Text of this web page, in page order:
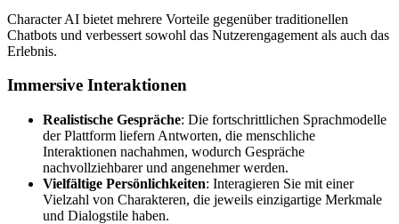
Character AI bietet mehrere Vorteile gegenüber traditionellen
Chatbots und verbessert sowohl das Nutzerengagement als auch das
Erlebnis.
Immersive Interaktionen
Realistische Gespräche: Die fortschrittlichen Sprachmodelle
der Plattform liefern Antworten, die menschliche
Interaktionen nachahmen, wodurch Gespräche
nachvollziehbarer und angenehmer werden.
Vielfältige Persönlichkeiten: Interagieren Sie mit einer
Vielzahl von Charakteren, die jeweils einzigartige Merkmale
und Dialogstile haben.